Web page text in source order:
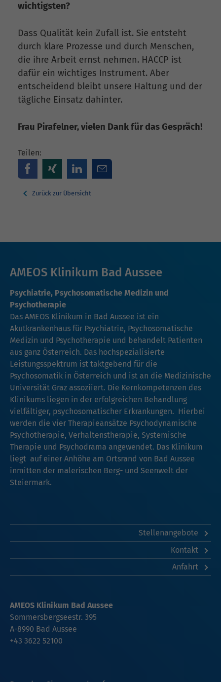
wichtigsten?
Dass Qualität kein Zufall ist. Sie entsteht
durch klare Prozesse und durch Menschen,
die ihre Arbeit ernst nehmen. HACCP ist
dafür ein wichtiges Instrument. Aber
entscheidend bleibt unsere Haltung und der
tägliche Einsatz dahinter.
Frau Pirafelner, vielen Dank für das Gespräch!
Teilen:
Zurück zur Übersicht
AMEOS Klinikum Bad Aussee
Psychiatrie, Psychosomatische Medizin und
Psychotherapie
Das AMEOS Klinikum in Bad Aussee ist ein
Akutkrankenhaus für Psychiatrie, Psychosomatische
Medizin und Psychotherapie und behandelt Patienten
aus ganz Österreich. Das hochspezialisierte
Leistungsspektrum ist taktgebend für die
Psychosomatik in Österreich und ist an die Medizinische
Universität Graz assoziiert. Die Kernkompetenzen des
Klinikums liegen in der erfolgreichen Behandlung
vielfältiger, psychosomatischer Erkrankungen. Hierbei
werden die vier Therapieansätze Psychodynamische
Psychotherapie, Verhaltenstherapie, Systemische
Therapie und Psychodrama angewendet. Das Klinikum
liegt auf einer Anhöhe am Ortsrand von Bad Aussee
inmitten der malerischen Berg- und Seenwelt der
Steiermark.
Stellenangebote
Kontakt
Anfahrt
AMEOS Klinikum Bad Aussee
Sommersbergseestr. 395
A-8990 Bad Aussee
+43 3622 52100